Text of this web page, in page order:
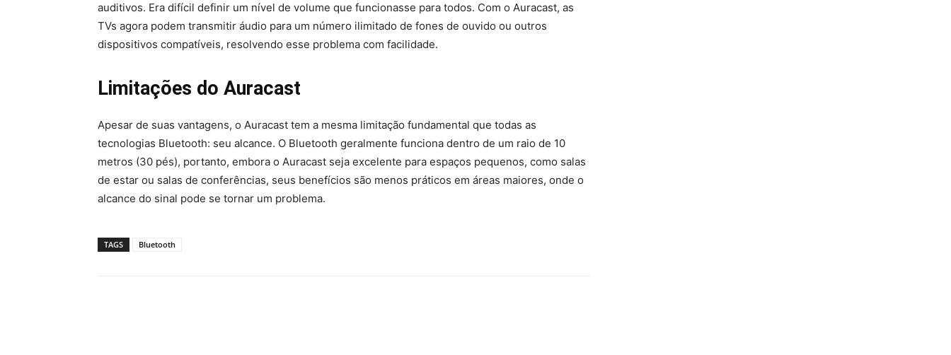
auditivos. Era difícil definir um nível de volume que funcionasse para todos. Com o Auracast, as
TVs agora podem transmitir áudio para um número ilimitado de fones de ouvido ou outros
dispositivos compatíveis, resolvendo esse problema com facilidade.
Limitações do Auracast
Apesar de suas vantagens, o Auracast tem a mesma limitação fundamental que todas as
tecnologias Bluetooth: seu alcance. O Bluetooth geralmente funciona dentro de um raio de 10
metros (30 pés), portanto, embora o Auracast seja excelente para espaços pequenos, como salas
de estar ou salas de conferências, seus benefícios são menos práticos em áreas maiores, onde o
alcance do sinal pode se tornar um problema.
TAGS Bluetooth